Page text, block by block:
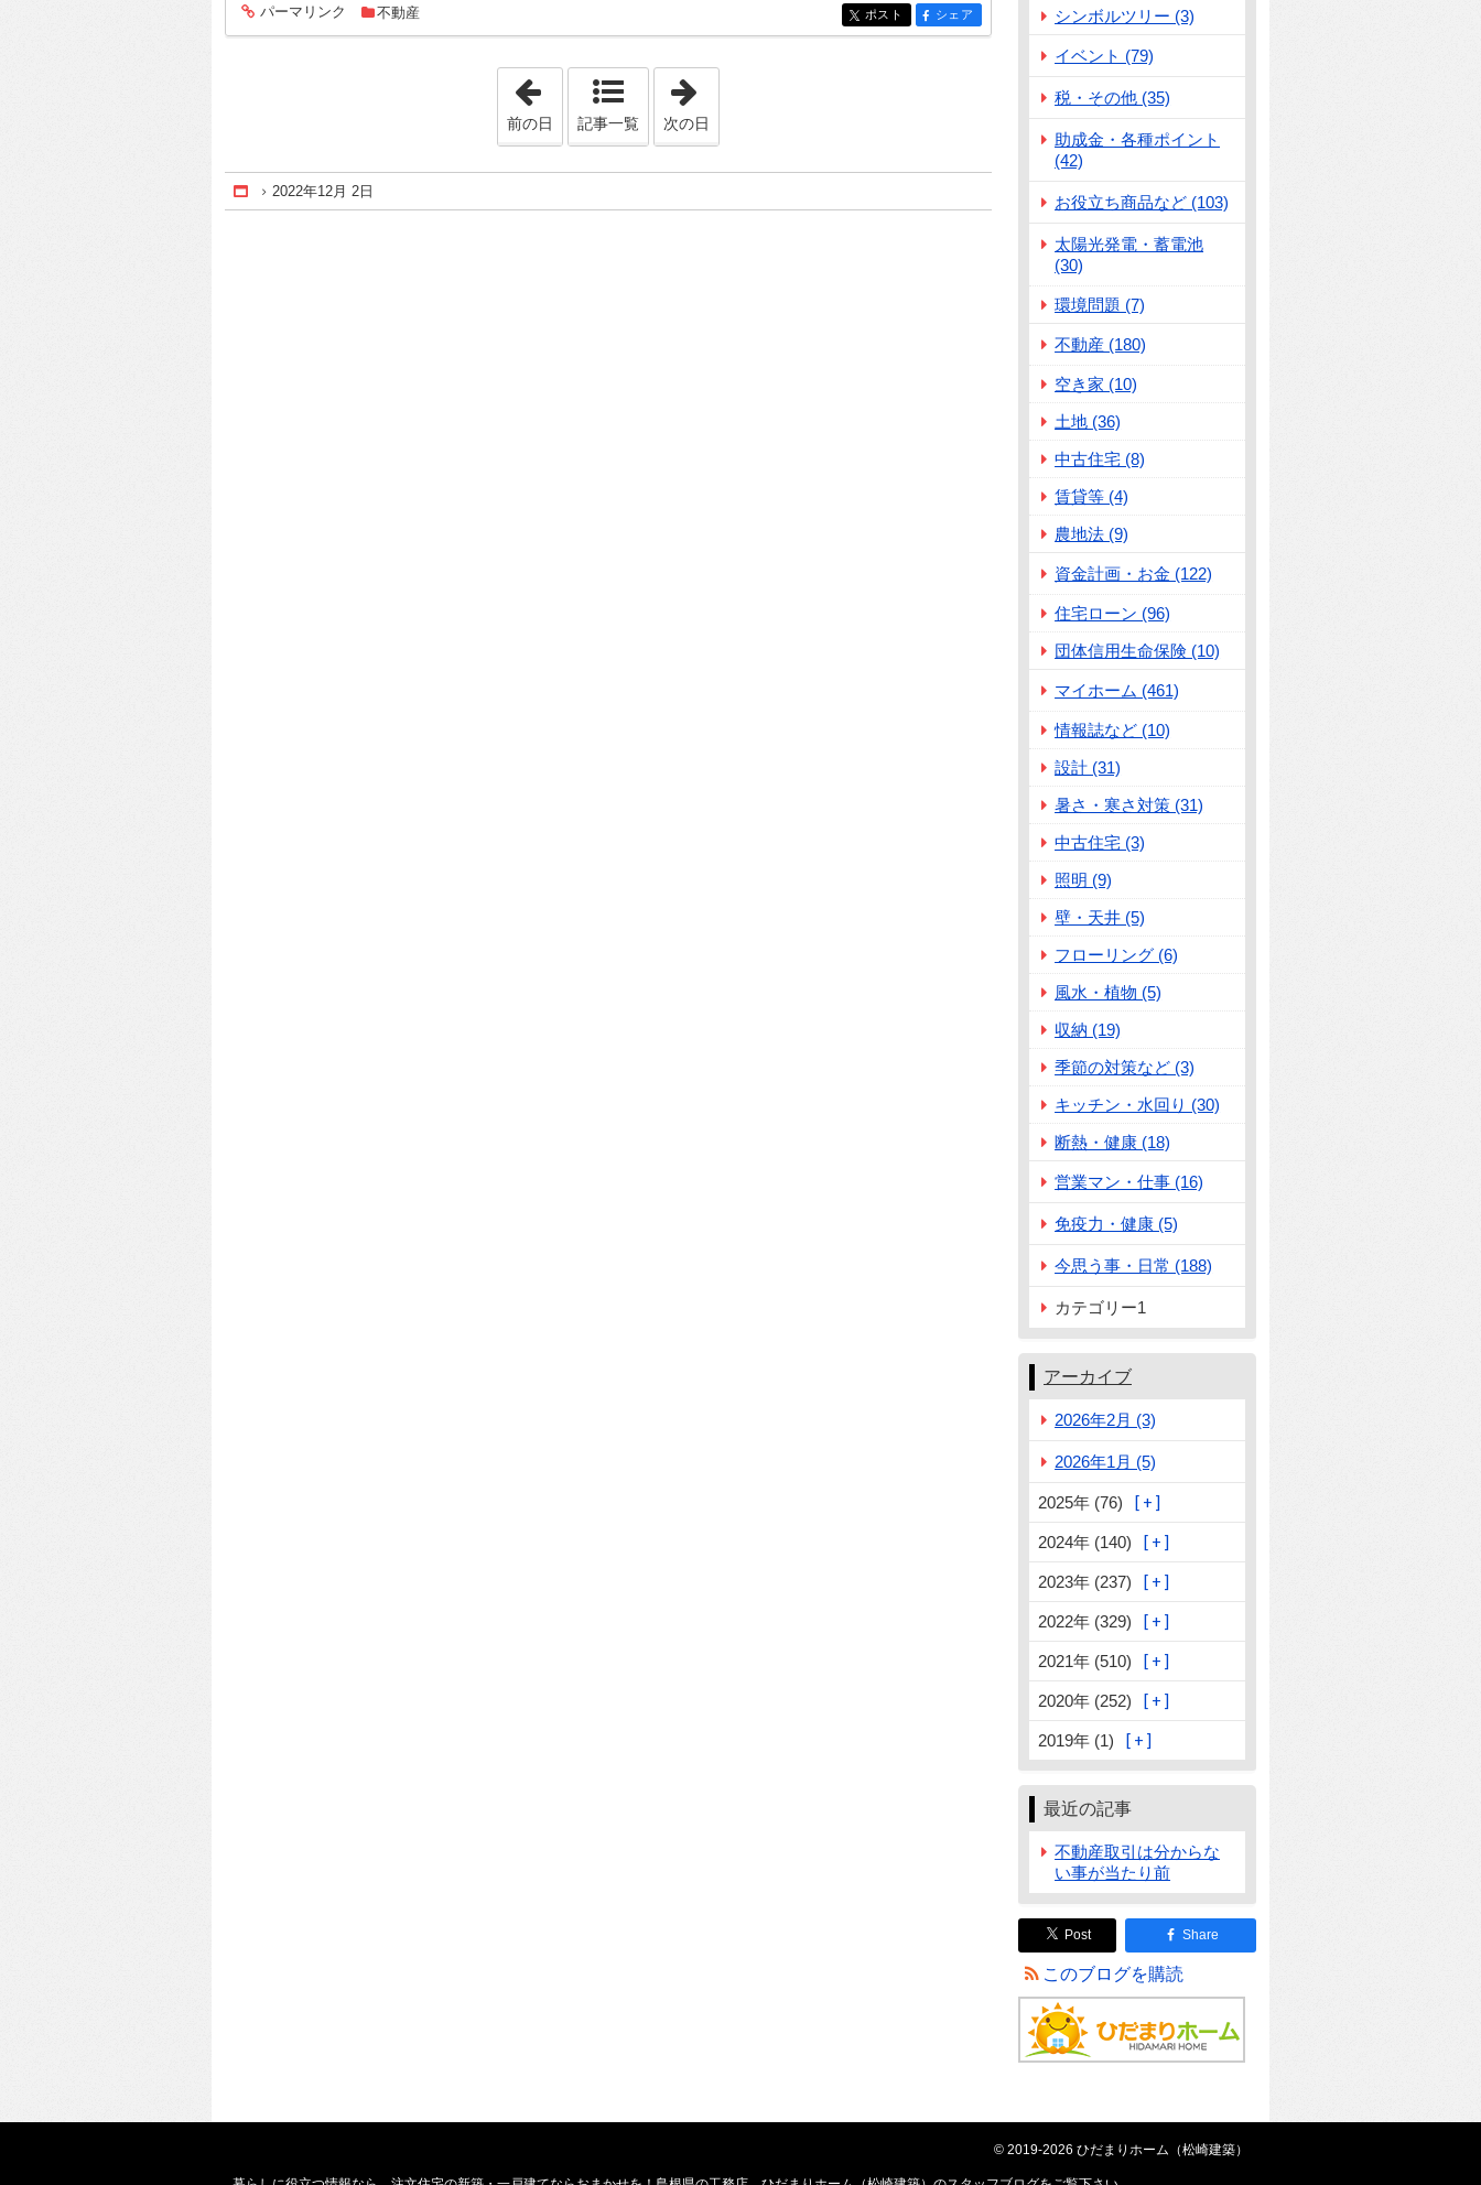
entry1373
パーマリンク 不動産 entry1373
ポスト entry1373
シェア
「2022年12月 1日」
前の日 記事一覧 次の日
Home
2022年12月 2日
シンボルツリー (3)
イベント (79)
税・その他 (35)
助成金・各種ポイント
(42)
お役立ち商品など (103)
太陽光発電・蓄電池
(30)
環境問題 (7)
不動産 (180)
空き家 (10)
土地 (36)
中古住宅 (8)
賃貸等 (4)
農地法 (9)
資金計画・お金 (122)
住宅ローン (96)
団体信用生命保険 (10)
マイホーム (461)
情報誌など (10)
設計 (31)
暑さ・寒さ対策 (31)
中古住宅 (3)
照明 (9)
壁・天井 (5)
フローリング (6)
風水・植物 (5)
収納 (19)
季節の対策など (3)
キッチン・水回り (30)
断熱・健康 (18)
営業マン・仕事 (16)
免疫力・健康 (5)
今思う事・日常 (188)
カテゴリー1
アーカイブ
2026年2月 (3)
2026年1月 (5)
2025年 (76)
2024年 (140)
2023年 (237)
2022年 (329)
2021年 (510)
2020年 (252)
2019年 (1)
最近の記事
不動産取引は分からな
い事が当たり前
Post Share
このブログを購読
© 2019-2026 ひだまりホーム（松崎建築）